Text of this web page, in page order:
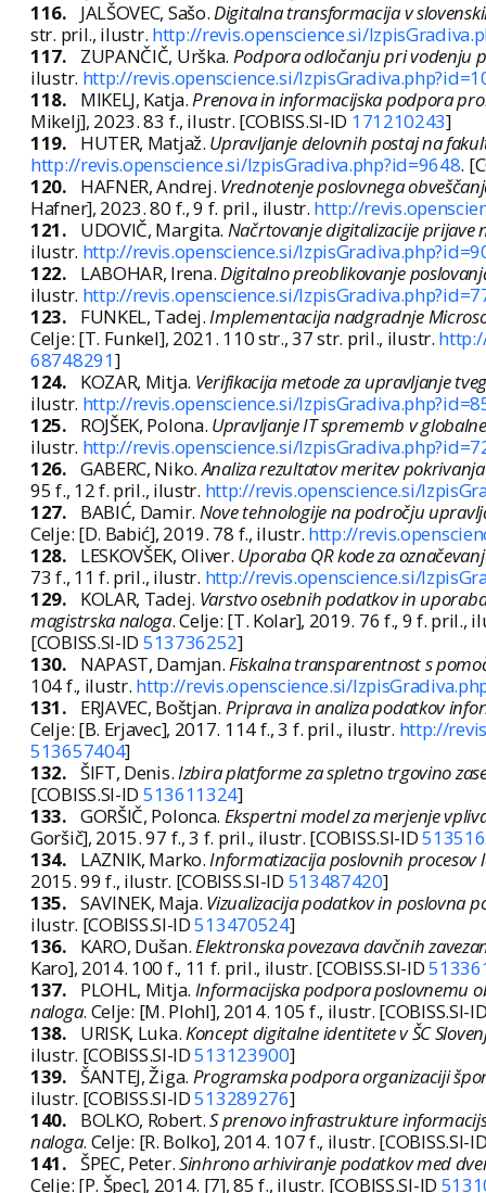
116.
JALŠOVEC, Sašo.Digitalna transformacija v
str. pril., ilustr. http://revis.openscience.si/
117.
ZUPANČIČ, Urška. Podpora odločanju pri vodenju
ilustr. http://revis.openscience.si/
118.
MIKELJ, Katja.Prenova in informacijska podpora
Mikelj], 2023. 83 f., ilustr. [COBISS.SI-ID 171210243]
119.
HUTER, Matjaž. Upravljanje delovnih postaj na
http://revis.openscience.si/IzpisGradiva.php?id=9648.
120.
HAFNER, Andrej. Vrednotenje poslovnega
Hafner], 2023. 80 f., 9 f. pril., ilustr. http://
121.
UDOVIČ, Margita. Načrtovanje digitalizacije prijave
ilustr. http://revis.openscience.si/
122.
LABOHAR, Irena.Digitalno preoblikovanje
ilustr. http://revis.openscience.si/
123.
FUNKEL, Tadej.Implementacija nadgradnje
Celje: [T. Funkel], 2021. 110 str., 37 str. pril., ilustr.
68748291]
124.
KOZAR, Mitja. Verifikacija metode za upravljanje
ilustr. http://revis.openscience.si/
125.
ROJŠEK, Polona. Upravljanje IT sprememb v
ilustr. http://revis.openscience.si/
126. GABERC, Niko.Analiza rezultatov meritev
95 f., 12 f. pril., ilustr. http://revis.openscience.si/
127.
BABIĆ, Damir. Nove tehnologije na področju
Celje: [D. Babić], 2019. 78 f., ilustr. http://
128.
LESKOVŠEK, Oliver. Uporaba QR kode za
73 f., 11 f. pril., ilustr. http://revis.openscience.si/
129.
KOLAR, Tadej. Varstvo osebnih podatkov in
magistrska naloga. Celje: [T. Kolar], 2019. 76 f., 9 f. pril.,
[COBISS.SI-ID 513736252]
130.
NAPAST, Damjan.Fiskalna transparentnost s
104 f., ilustr. http://revis.openscience.si/
131.
ERJAVEC, Boštjan. Priprava in analiza podatkov
Celje: [B. Erjavec], 2017. 114 f., 3 f. pril., ilustr. http://
513657404]
132. ŠIFT, Denis.Izbira platforme za spletno trgovino
[COBISS.SI-ID 513611324]
133. GORŠIČ, Polonca. Ekspertni model za merjenje
Goršič], 2015. 97 f., 3 f. pril., ilustr. [COBISS.SI-ID
134.
LAZNIK, Marko.Informatizacija poslovnih procesov
2015. 99 f., ilustr. [COBISS.SI-ID 513487420]
135. SAVINEK, Maja. Vizualizacija podatkov in poslovna
ilustr. [COBISS.SI-ID513470524]
136.
KARO, Dušan.Elektronska povezava davčnih
Karo], 2014. 100 f., 11 f. pril., ilustr. [COBISS.SI-ID
137.
PLOHL, Mitja. Informacijska podpora poslovnemu
naloga. Celje: [M. Plohl], 2014. 105 f., ilustr. [COBISS.SI-
138.
URISK, Luka.Koncept digitalne identitete v ŠC
ilustr. [COBISS.SI-ID513123900]
139. ŠANTEJ, Žiga. Programska podpora organizaciji
ilustr. [COBISS.SI-ID513289276]
140.
BOLKO, Robert.S prenovo infrastrukture
naloga. Celje: [R. Bolko], 2014. 107 f., ilustr. [COBISS.SI-
141. ŠPEC, Peter.Sinhrono arhiviranje podatkov med
Celje: [P. Špec], 2014. [7], 85 f., ilustr. [COBISS.SI-ID